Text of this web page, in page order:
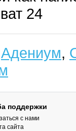
24
Адениум,
поддержки
с нами
сайта